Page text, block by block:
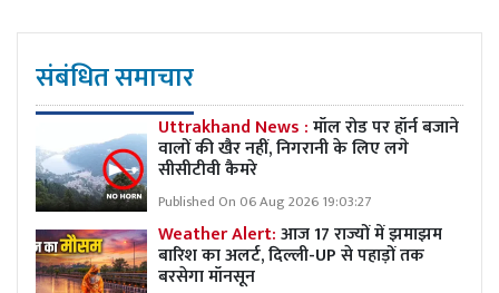
संबंधित समाचार
Uttrakhand News :मॉल रोड पर हॉर्न बजाने
वालों की खैर नहीं, निगरानी के लिए लगे
सीसीटीवी कैमरे
Published On 06 Aug 2026 19:03:27
Weather Alert:आज 17 राज्यों में झमाझम
बारिश का अलर्ट, दिल्ली-UP से पहाड़ों तक
बरसेगा मॉनसून